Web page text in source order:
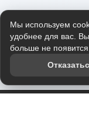
Мы используем
удобнее для вас.
больше не появится.